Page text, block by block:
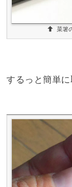
菜箸
するっと簡単に